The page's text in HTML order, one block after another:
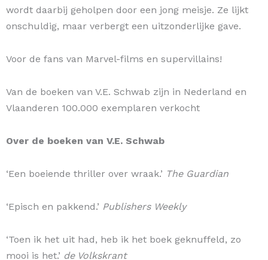
wordt daarbij geholpen door een jong meisje. Ze lijkt
onschuldig, maar verbergt een uitzonderlijke gave.
Voor de fans van Marvel-films en supervillains!
Van de boeken van V.E. Schwab zijn in Nederland en
Vlaanderen 100.000 exemplaren verkocht
Over de boeken van V.E. Schwab
‘Een boeiende thriller over wraak.’ The Guardian
‘Episch en pakkend.’ Publishers Weekly
‘Toen ik het uit had, heb ik het boek geknuffeld, zo
mooi is het.’ de Volkskrant